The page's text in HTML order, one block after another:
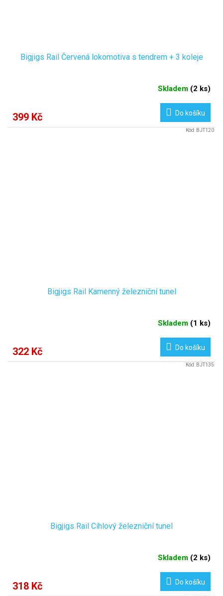
Bigjigs Rail Červená lokomotiva s tendrem + 3 koleje
Skladem (2 ks)
399 Kč Do košíku
Bigjigs Rail Kamenný železniční tunel
Skladem (1 ks)
322 Kč Do košíku
Kód: BJT120
Bigjigs Rail Cihlový železniční tunel
Skladem (2 ks)
318 Kč Do košíku
Kód: BJT135